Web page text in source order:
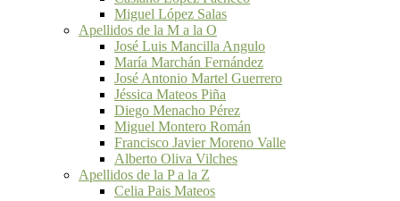
Miguel López Salas
Apellidos de la M a la O
José Luis Mancilla Angulo
María Marchán Fernández
José Antonio Martel Guerrero
Jéssica Mateos Piña
Diego Menacho Pérez
Miguel Montero Román
Francisco Javier Moreno Valle
Alberto Oliva Vilches
Apellidos de la P a la Z
Celia Pais Mateos